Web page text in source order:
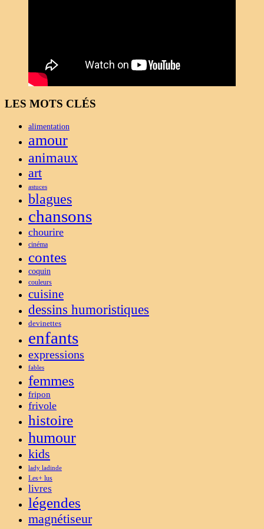
LES MOTS CLÉS
alimentation
amour
animaux
art
astuces
blagues
chansons
chourire
cinéma
contes
coquin
couleurs
cuisine
dessins humoristiques
devinettes
enfants
expressions
fables
femmes
fripon
frivole
histoire
humour
kids
lady ladinde
Les+ lus
livres
légendes
magnétiseur